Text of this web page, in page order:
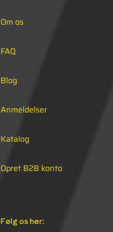
Om os
FAQ
Blog
Anmeldelser
Katalog
Opret B2B konto
Følg os her: